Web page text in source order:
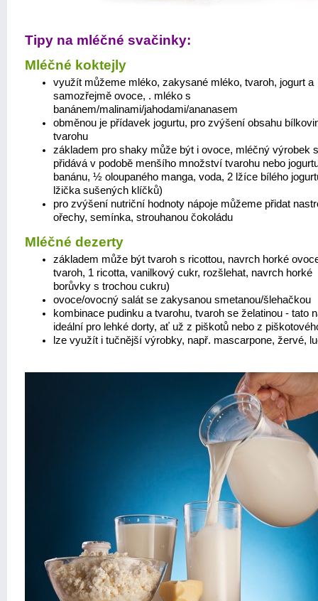
Tipy na mléčné svačinky:
Mléčné koktejly
využít můžeme mléko, zakysané mléko, tvaroh, jogurt a
samozřejmě ovoce, . mléko s
banánem/malinami/jahodami/ananasem
obměnou je přídavek jogurtu, pro zvýšení obsahu
tvarohu
základem pro shaky může být i ovoce, mléčný výrobek
přidává v podobě menšího množství tvarohu nebo
banánu, ½ oloupaného manga, voda, 2 lžíce bílého
lžička sušených klíčků)
pro zvýšení nutriční hodnoty nápoje můžeme přidat
ořechy, semínka, strouhanou čokoládu
Mléčné dezerty
základem může být tvaroh s ricottou, navrch horké
tvaroh, 1 ricotta, vanilkový cukr, rozšlehat, navrch horké
borůvky s trochou cukru)
ovoce/ovocný salát se zakysanou smetanou/šlehačkou
kombinace pudinku a tvarohu, tvaroh se želatinou - tato
ideální pro lehké dorty, ať už z piškotů nebo z
lze využít i tučnější výrobky, např. mascarpone, žervé,